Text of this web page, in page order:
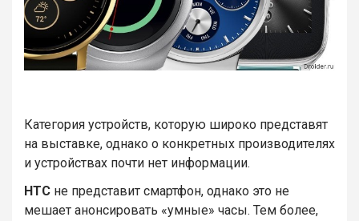
Категория устройств, которую широко представят
на выставке, однако о конкретных производителях
и устройствах почти нет информации.
HTC не представит смартфон, однако это не
мешает анонсировать «умные» часы. Тем более,